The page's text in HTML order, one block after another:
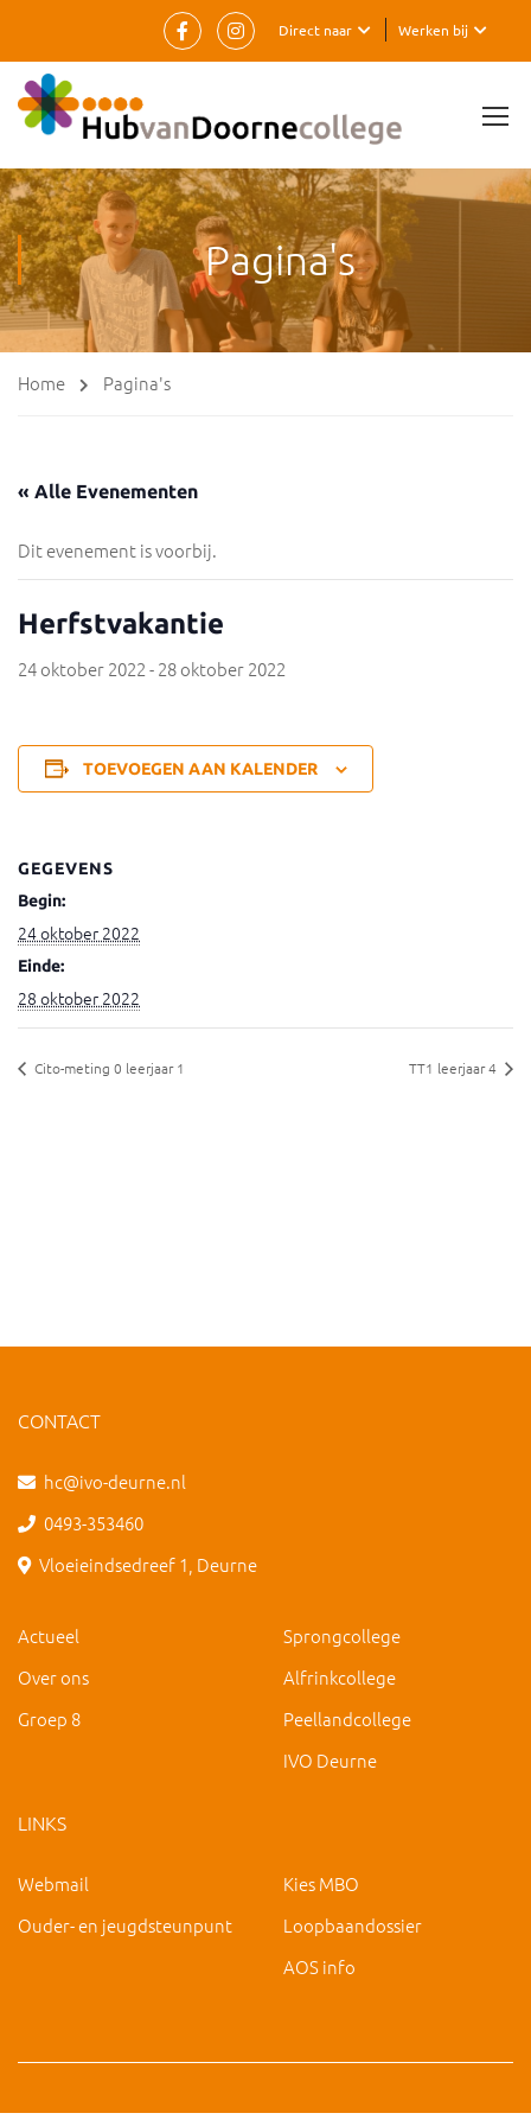
Werken bij
Direct naar
Pagina's
Home Pagina's
« Alle Evenementen
Dit evenement is voorbij.
Herfstvakantie
24 oktober 2022-28 oktober 2022
TOEVOEGEN AAN KALENDER
GEGEVENS
Begin:
24 oktober 2022
Einde:
28 oktober 2022
Cito-meting 0 leerjaar 1 TT1 leerjaar 4
CONTACT
hc@ivo-deurne.nl
0493-353460
Vloeieindsedreef 1, Deurne
Actueel
Over ons
Groep 8
Sprongcollege
Alfrinkcollege
Peellandcollege
IVO Deurne
LINKS
Webmail
Ouder- en jeugdsteunpunt
Kies MBO
Loopbaandossier
AOS info
Copyright 2019 IVO Deurne | hc@ivo-deurne.nl|Cookies